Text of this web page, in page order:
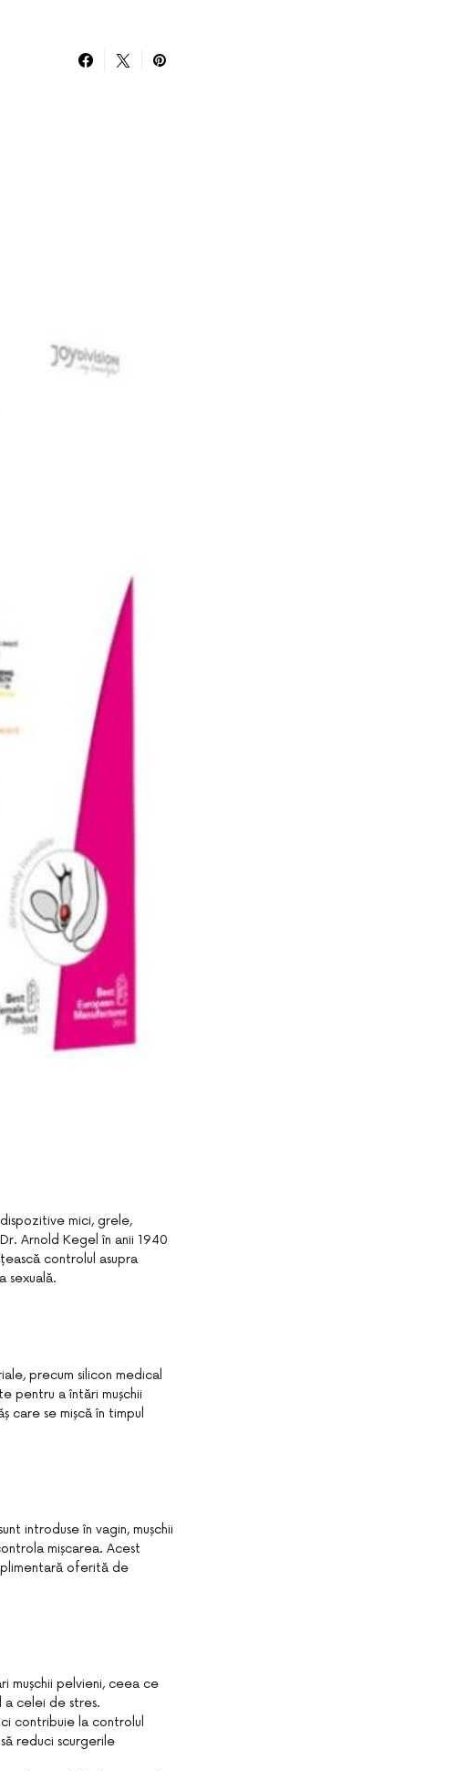
mici, grele,
Arnold Kegel în anii 1940
controlul asupra
sexuală.
precum silicon medical
pentru a întări mușchii
care se mișcă în timpul
introduse în vagin, mușchii
mișcarea. Acest
oferită de
mușchii pelvieni, ceea ce
a celei de stres.
contribuie la controlul
reduci scurgerile